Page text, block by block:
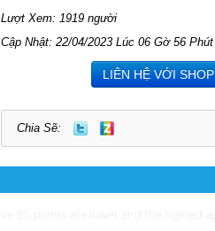
Lượt Xem: 1919 người
Cập Nhật: 22/04/2023 Lúc 06 Gờ 56 Phút
LIÊN HỆ VỚI SHOP
Chia Sẽ: